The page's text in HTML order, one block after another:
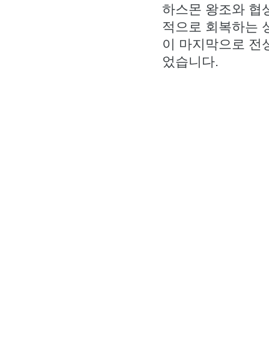
하스몬 왕조와 협
적으로 회복하는
이 마지막으로 전
었습니다.